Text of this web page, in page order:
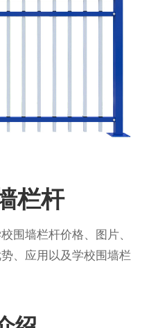
栏杆
围墙栏杆价格、图片、
、应用以及学校围墙栏